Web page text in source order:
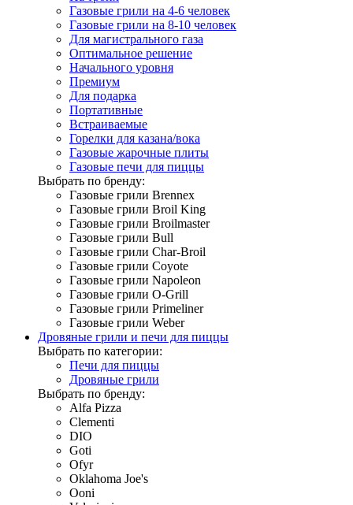
Газовые грили на 4-6 человек
Газовые грили на 8-10 человек
Для магистрального газа
Оптимальное решение
Начального уровня
Премиум
Для подарка
Портативные
Встраиваемые
Горелки для казана/вока
Газовые жарочные плиты
Газовые печи для пиццы
Выбрать по бренду:
Газовые грили Brennex
Газовые грили Broil King
Газовые грили Broilmaster
Газовые грили Bull
Газовые грили Char-Broil
Газовые грили Coyote
Газовые грили Napoleon
Газовые грили O-Grill
Газовые грили Primeliner
Газовые грили Weber
Дровяные грили и печи для пиццы
Выбрать по категории:
Печи для пиццы
Дровяные грили
Выбрать по бренду:
Alfa Pizza
Clementi
DIO
Goti
Ofyr
Oklahoma Joe's
Ooni